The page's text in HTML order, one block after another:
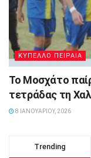
ΚΥΠΕΛΛΟ ΠΕΙΡΑΙΑ
Το Μοσχάτο
τετράδας τη
8 ΙΑΝΟΥΑΡΊΟΥ, 2026
Trending